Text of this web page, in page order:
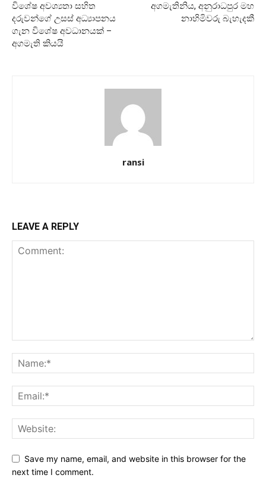
විශේෂ අවශ්‍යතා සහිත
දරුවන්ගේ උසස් අධ්‍යාපනය
ගැන විශේෂ අවධානයක් –
අගමැති කියයි
අගමැතිනිය, අනුරාධපුර මහ
නාහිමිවරු බැහැදකී
ransi
LEAVE A REPLY
Save my name, email, and website in this browser for the
next time I comment.